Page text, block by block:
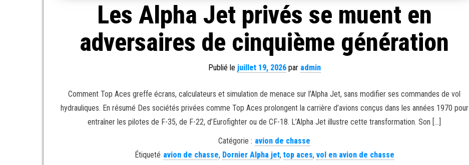
Les Alpha Jet privés se muent en
adversaires de cinquième génération
Publié le juillet 19, 2026par admin
Comment Top Aces greffe écrans, calculateurs et simulation de menace sur l’Alpha Jet, sans modifier ses commandes de vol
hydrauliques. En résumé Des sociétés privées comme Top Aces prolongent la carrière d’avions conçus dans les années 1970 pour
entraîner les pilotes de F-35, de F-22, d’Eurofighter ou de CF-18. L’Alpha Jet illustre cette transformation. Son […]
Catégorie : avion de chasse
Étiqueté avion de chasse, Dornier Alpha jet, top aces, vol en avion de chasse